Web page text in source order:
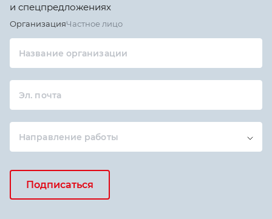
и спецпредложениях
ОрганизацияЧастное лицо
Название организации
Эл. почта
Направление работы
Подписаться